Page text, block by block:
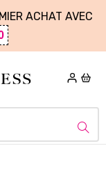
ACHAT AVEC